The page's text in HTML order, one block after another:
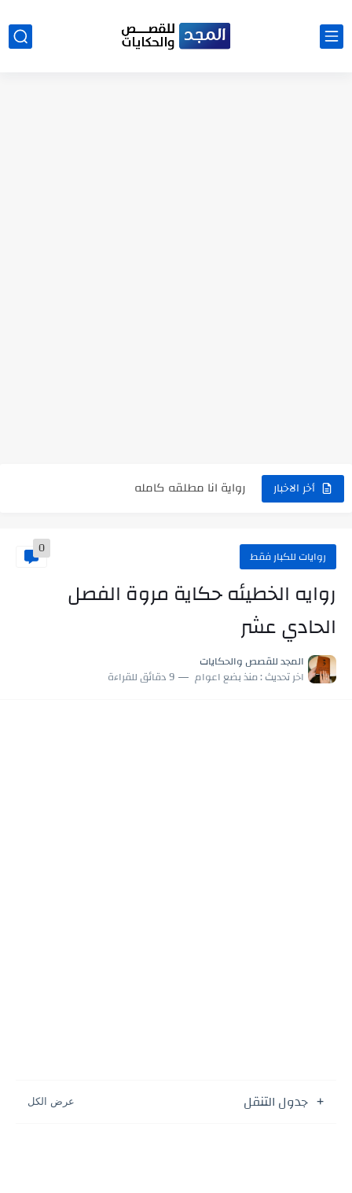
أخر الاخبار
رواية رجعت من السفر فجأه كامله
سر شراب ابني كامله روايات للكبار فقط 0
روايه الخطيئه حكاية مروة الفصل
الحادي عشر
المجد للقصص والحكايات
اخر تحديث :منذ بضع اعوام 9 دقائق للقراءة
جدول التنقل